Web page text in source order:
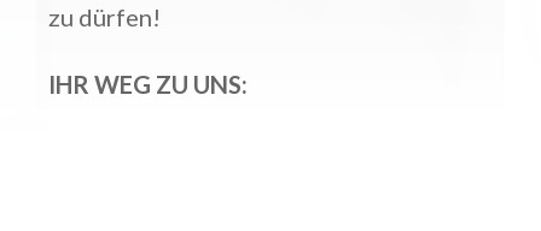
zu dürfen!
IHR WEG ZU UNS: